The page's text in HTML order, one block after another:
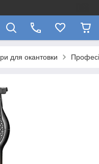
для окантовки